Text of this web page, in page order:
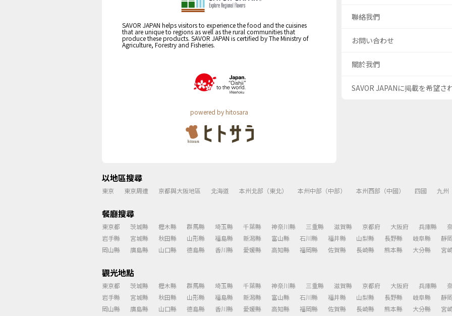
SAVOR JAPAN helps visitors to experience the food and the cuisines
that are unique to regions as well as the rural communities that
produce these products. SAVOR JAPAN is certified by The Ministry of
Agriculture, Forestry and Fisheries.
powered by hitosara
聯絡我們
お問い合わせ
關於我們
SAVOR JAPANに掲載を希望さ
以地區搜尋
東京 東京周遭 京都與大阪地區 北海道 本州北部（東北） 本州中部（中部） 本州西部（中國） 四國 九州
餐廳搜尋
東京都 茨城縣 櫪木縣 群馬縣 埼玉縣 千葉縣 神奈川縣 三重縣 滋賀縣 京都府 大阪府 兵庫縣
岩手縣
宮城縣 秋田縣 山形縣 福島縣 新潟縣 富山縣 石川縣 福井縣 山梨縣 長野縣 岐阜縣
靜
岡山縣
廣島縣 山口縣 德島縣 香川縣 愛媛縣 高知縣 福岡縣 佐賀縣 長崎縣 熊本縣 大分縣 宮
觀光地點
東京都 茨城縣 櫪木縣 群馬縣 埼玉縣 千葉縣 神奈川縣 三重縣 滋賀縣 京都府 大阪府 兵庫縣
岩手縣
宮城縣 秋田縣 山形縣 福島縣 新潟縣 富山縣 石川縣 福井縣 山梨縣 長野縣 岐阜縣
靜
岡山縣
廣島縣 山口縣 德島縣 香川縣 愛媛縣 高知縣 福岡縣 佐賀縣 長崎縣 熊本縣 大分縣 宮